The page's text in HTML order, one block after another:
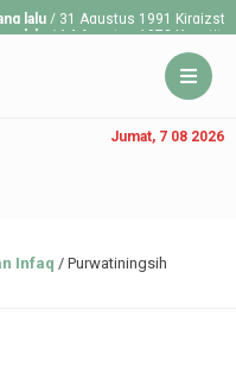
/ 31 Agustus 1991 Kirgizstan
/ 14 Agustus 1973 Konstitusi
Jumat, 7 08 2026
Infaq / Purwatiningsih